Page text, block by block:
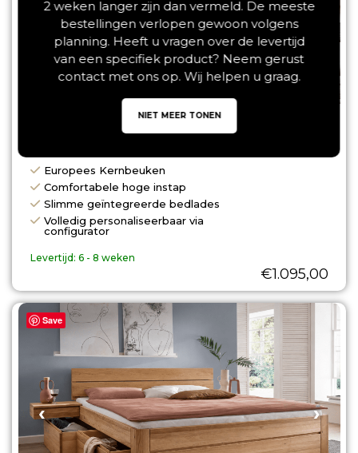
Forestales Aurelian Kernbeuken Houten
Europees Kernbeuken
Comfortabele hoge instap
Slimme geïntegreerde bedlades
Volledig personaliseerbaar via
configurator
€1.095,00
Levertijd: 6 - 8 weken
Save
‹ ›
2 weken langer zijn dan vermeld. De meeste
bestellingen verlopen gewoon volgens
planning. Heeft u vragen over de levertijd
van een specifiek product? Neem gerust
contact met ons op. Wij helpen u graag.
NIET MEER TONEN